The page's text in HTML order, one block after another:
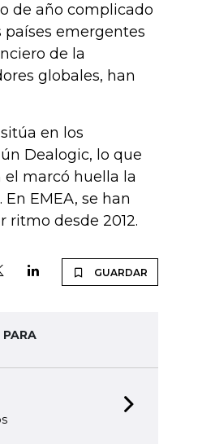
de año complicado
emergentes
de la
globales, han
en los
Dealogic, lo que
marcó huella la
EMEA, se han
ritmo desde 2012.
GUARDAR